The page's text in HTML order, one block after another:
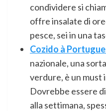
condividere si
offre insalate di
pesce, sei in una
Cozido à
nazionale, una
verdure, è un must
Dovrebbe essere
alla settimana,